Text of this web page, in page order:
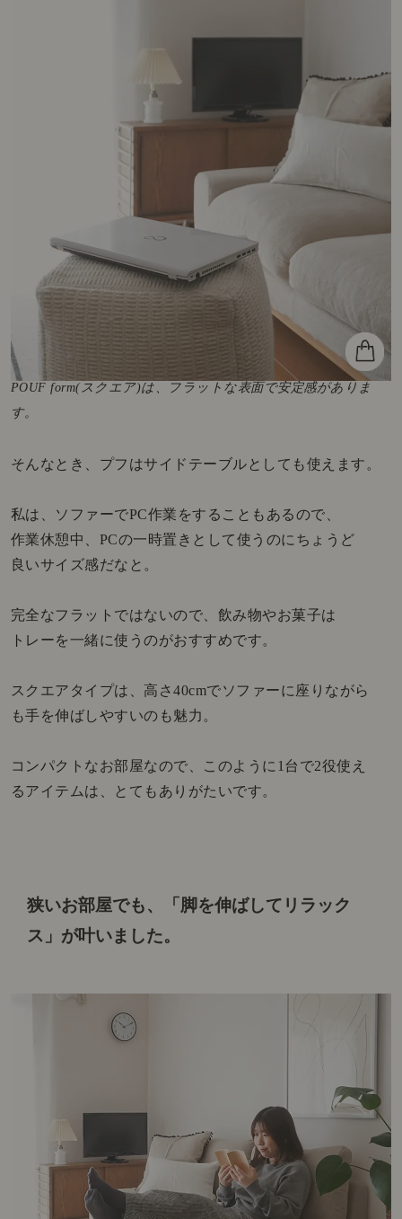
POUF form(スクエア)は、フラットな表面で安定感がありま
す。
そんなとき、プフはサイドテーブルとしても使えます。
私は、ソファーでPC作業をすることもあるので、
作業休憩中、PCの一時置きとして使うのにちょうど
良いサイズ感だなと。
完全なフラットではないので、飲み物やお菓子は
トレーを一緒に使うのがおすすめです。
スクエアタイプは、高さ40cmでソファーに座りながら
も手を伸ばしやすいのも魅力。
コンパクトなお部屋なので、このように1台で2役使え
るアイテムは、とてもありがたいです。
狭いお部屋でも、「脚を伸ばしてリラック
ス」が叶いました。